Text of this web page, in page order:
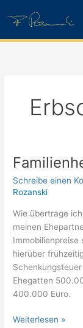
Inhalt
Schreibe einen
Rozanski
Wie übertrage
meinen
Immobilienpreise
hierüber
Ehegatten
400.000 Euro.
Familienheim
übertragen
Weiterlesen »